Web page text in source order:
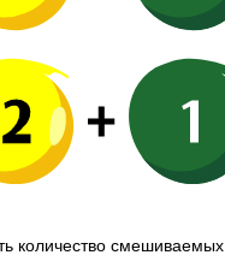
количество